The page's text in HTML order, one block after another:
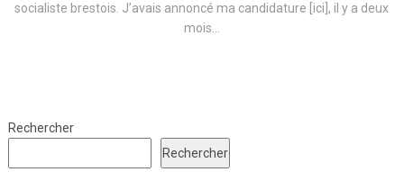
socialiste brestois. J’avais annoncé ma candidature [ici], il y a deux
mois...
Rechercher
Rechercher